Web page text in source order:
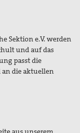
Sektion e.V. werden
und auf das
passt die
die aktuellen